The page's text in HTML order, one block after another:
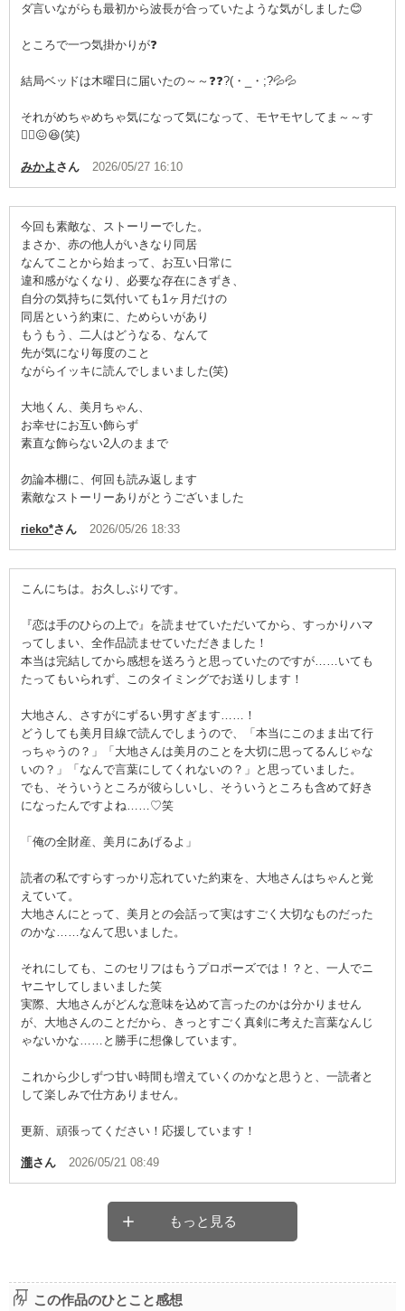
ダ言いながらも最初から波長が合っていたような気がしました😊
ところで一つ気掛かりが❓️
結局ベッドは木曜日に届いたの～～❓️❓️?(・_・;?💦💦
それがめちゃめちゃ気になって気になって、モヤモヤしてま～～す
😵‍💫😖😆(笑)
みかよ さん 2026/05/27 16:10
今回も素敵な、ストーリーでした。
まさか、赤の他人がいきなり同居
なんてことから始まって、お互い日常に
違和感がなくなり、必要な存在にきずき、
自分の気持ちに気付いても1ヶ月だけの
同居という約束に、ためらいがあり
もうもう、二人はどうなる、なんて
先が気になり毎度のこと
ながらイッキに読んでしまいました(笑)
大地くん、美月ちゃん、
お幸せにお互い飾らず
素直な飾らない2人のままで
勿論本棚に、何回も読み返します
素敵なストーリーありがとうございました
rieko*さん 2026/05/26 18:33
こんにちは。お久しぶりです。
『恋は手のひらの上で』を読ませていただいてから、すっかりハマ
ってしまい、全作品読ませていただきました！
本当は完結してから感想を送ろうと思っていたのですが……いても
たってもいられず、このタイミングでお送りします！
大地さん、さすがにずるい男すぎます……！
どうしても美月目線で読んでしまうので、「本当にこのまま出て行
っちゃうの？」「大地さんは美月のことを大切に思ってるんじゃな
いの？」「なんで言葉にしてくれないの？」と思っていました。
でも、そういうところが彼らしいし、そういうところも含めて好き
になったんですよね……♡笑
「俺の全財産、美月にあげるよ」
読者の私ですらすっかり忘れていた約束を、大地さんはちゃんと覚
えていて。
大地さんにとって、美月との会話って実はすごく大切なものだった
のかな……なんて思いました。
それにしても、このセリフはもうプロポーズでは！？と、一人でニ
ヤニヤしてしまいました笑
実際、大地さんがどんな意味を込めて言ったのかは分かりません
が、大地さんのことだから、きっとすごく真剣に考えた言葉なんじ
ゃないかな……と勝手に想像しています。
これから少しずつ甘い時間も増えていくのかなと思うと、一読者と
して楽しみで仕方ありません。
更新、頑張ってください！応援しています！
瀧さん 2026/05/21 08:49
もっと見る
この作品のひとこと感想